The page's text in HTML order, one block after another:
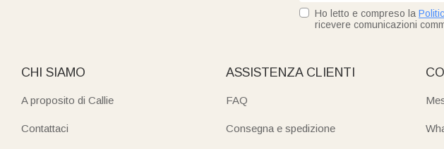
Ho letto e compreso la
ricevere comunicazioni
CHI SIAMO
A proposito di Callie
Contattaci
ASSISTENZA CLIENTI
FAQ
Consegna e spedizione